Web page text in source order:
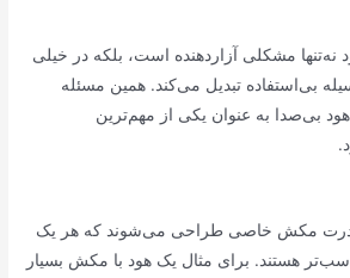
ایجاد سروصدای زیاد هود نه‎‌تنها مشکلی آزاردهنده است، بلکه در خیلی
بی‌استفاده تبدیل می‌کند. همین مسئله
بی‌صدا به عنوان یکی از مهم‌ترین
قدرت مکش خاصی طراحی می‌شوند که هر یک
هستند. برای مثال یک هود با مکش بسیار